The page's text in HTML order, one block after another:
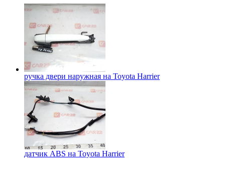
ручка двери наружная на Toyota Harrier
датчик ABS на Toyota Harrier